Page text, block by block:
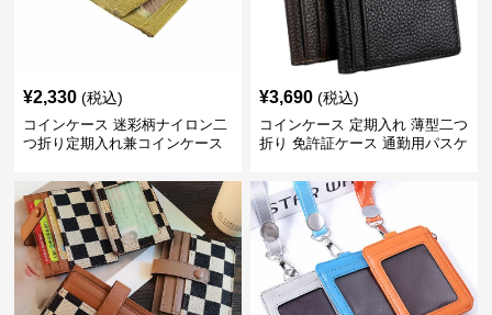
¥2,330 (税込)
コインケース 迷彩柄ナイロン二
つ折り定期入れ兼コインケース
¥3,690 (税込)
コインケース 定期入れ 薄型二つ
折り 免許証ケース 通勤用パスケ